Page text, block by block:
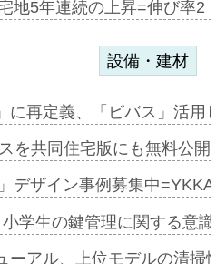
地5年連続の上昇=伸び率
設備・建材
に再定義、「ビバス」活
を共同住宅版にも無料公
デザイン事例募集中
学生の鍵管理に関する意
ーアル、上位モデルの清